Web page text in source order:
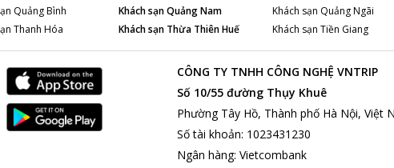
Quảng Bình Khách sạnQuảng Nam Khách sạn Quảng Ngãi
Thanh Hóa Khách sạn Thừa Thiên Huế Khách sạn Tiền Giang
CÔNG TY TNHH CÔNG NGHỆ VNTRIP
Số 10/55 đường Thụy Khuê
Phường Tây Hồ, Thành phố Hà Nội, Việt
Số tài khoản: 1023431230
Ngân hàng: Vietcombank